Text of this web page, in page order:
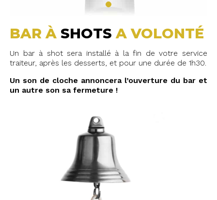
BAR À SHOTSA VOLONTÉ
Un bar à shot sera installé à la fin de votre service
traiteur, après les desserts, et pour une durée de 1h30.
Un son de cloche annoncera l’ouverture du bar et
un autre son sa fermeture !